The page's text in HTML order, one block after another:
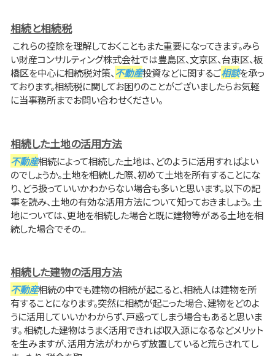
相続と相続税
これらの控除を理解しておくこともまた重要になってきます。みら
い財産コンサルティング株式会社では豊島区、文京区、台東区、板
橋区を中心に相続税対策、不動産投資などに関するご相談を承っ
ております。相続税に関してお困りのことがございましたらお気軽
に当事務所までお問い合わせください。
相続した土地の活用方法
不動産相続によって相続した土地は、どのように活用すればよい
のでしょうか。土地を相続した際、初めて土地を所有することにな
り、どう扱っていいかわからない場合も多いと思います。以下の記
事を読み、土地の有効な活用方法について知っておきましょう。 土
地については、更地を相続した場合と既に建物等がある土地を相
続した場合でその...
相続した建物の活用方法
不動産相続の中でも建物の相続が起こると、相続人は建物を所
有することになります。突然に相続が起こった場合、建物をどのよ
うに活用していいかわからず、戸惑ってしまう場合もあると思いま
す。 相続した建物はうまく活用できれば収入源になるなどメリット
を生みますが、活用方法がわからず放置していると荒らされてし